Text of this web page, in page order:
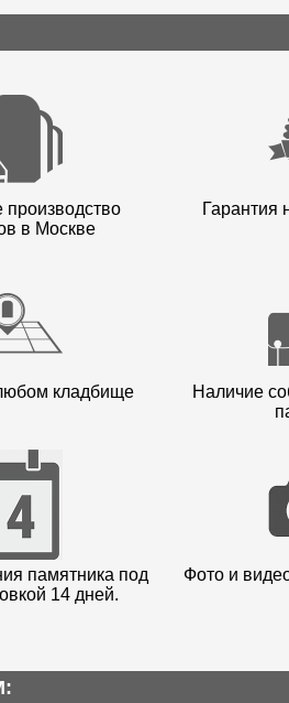
в Москве
Гарантия
кладбище
Наличие
памятника под
14 дней.
Фото и